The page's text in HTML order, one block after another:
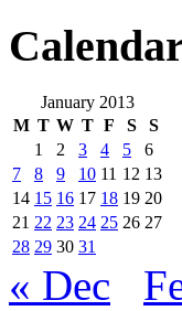
January 2013
M T W T F S
S
1
2 3 4 5
6
7
8 9 10 11 12 13
14 15 16 17 18 19 20
21 22 23 24 25 26 27
28 29 30 31
« Dec